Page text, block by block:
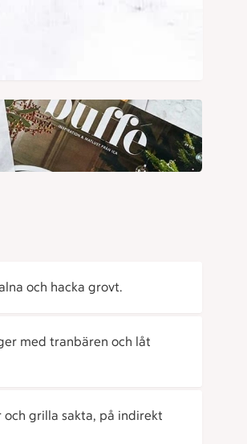
och hacka grovt.
med tranbären och låt
och grilla sakta, på indirekt